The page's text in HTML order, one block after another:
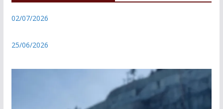
02/07/2026
25/06/2026